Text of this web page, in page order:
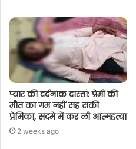
प्यार की दर्दनाक दास्तां: प्रेमी की
मौत का गम नहीं सह सकी
प्रेमिका, सदमे में कर ली आत्महत्या
2 weeks ago